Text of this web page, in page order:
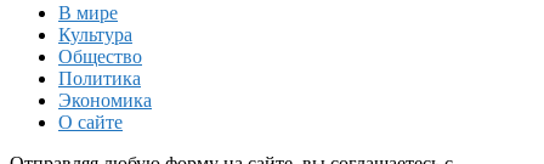
В мире
Культура
Общество
Политика
Экономика
О сайте